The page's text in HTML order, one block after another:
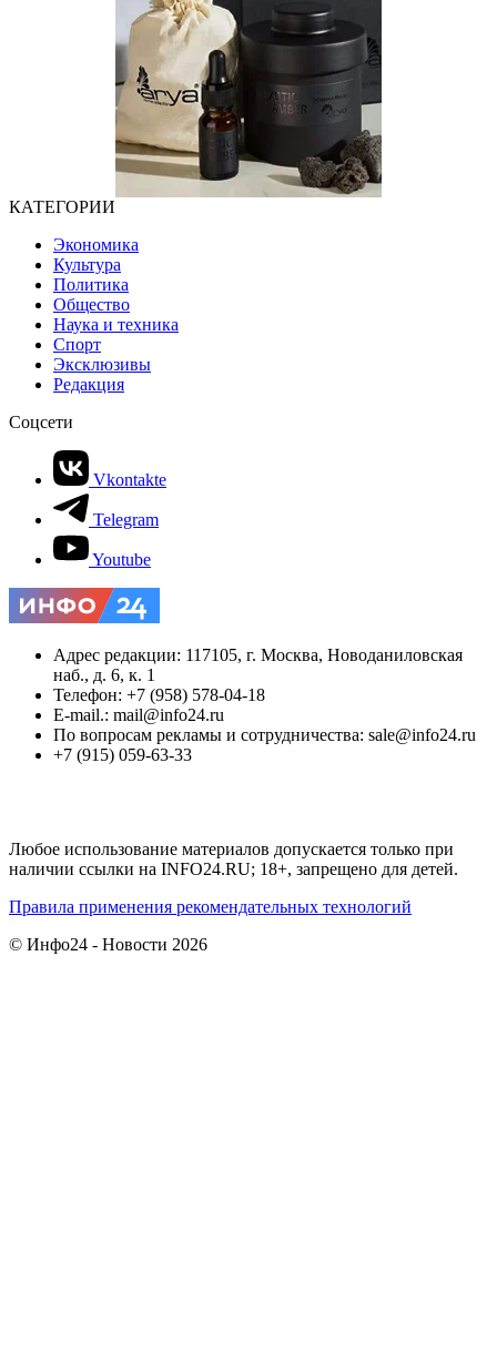
КАТЕГОРИИ
Экономика
Культура
Политика
Общество
Наука и техника
Спорт
Эксклюзивы
Редакция
Соцсети
Vkontakte
Telegram
Youtube
Адрес редакции: 117105, г. Москва, Новоданиловская
наб., д. 6, к. 1
Телефон: +7 (958) 578-04-18
E-mail.: mail@info24.ru
По вопросам рекламы и сотрудничества: sale@info24.ru
+7 (915) 059-63-33
Любое использование материалов допускается только при
наличии ссылки на INFO24.RU; 18+, запрещено для детей.
Правила применения рекомендательных технологий
© Инфо24 - Новости 2026